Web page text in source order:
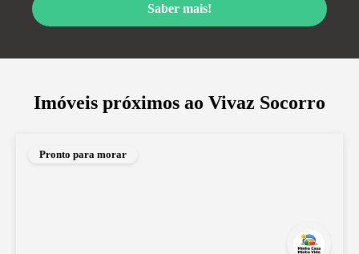
Saber mais!
Imóveis próximos ao Vivaz Socorro
Pronto para morar